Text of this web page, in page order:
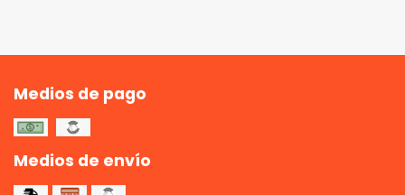
Medios de pago
Medios de envío